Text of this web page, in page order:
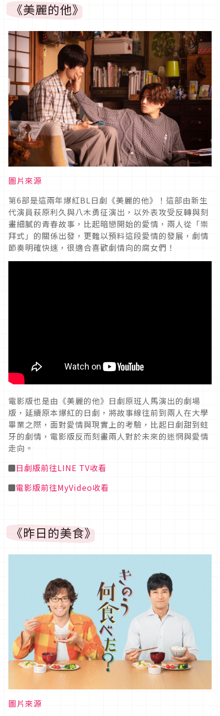
《美麗的他》
圖片來源
第6部是這兩年爆紅BL日劇《美麗的他》！這部由新生
代演員萩原利久與八木勇征演出，以外表攻受反轉與刻
畫細膩的青春故事，比起暗戀開始的愛情，兩人從「崇
拜式」的關係出發，更難以預料這段愛情的發展，劇情
節奏明確快速，很適合喜歡劇情向的腐女們！
電影版也是由《美麗的他》日劇原班人馬演出的劇場
版，延續原本爆紅的日劇，將故事線往前到兩人在大學
畢業之際，面對愛情與現實上的考驗，比起日劇甜到蛀
牙的劇情，電影版反而刻畫兩人對於未來的迷惘與愛情
走向。
◼日劇版前往LINE TV收看
◼電影版前往MyVideo收看
《昨日的美食》
圖片來源